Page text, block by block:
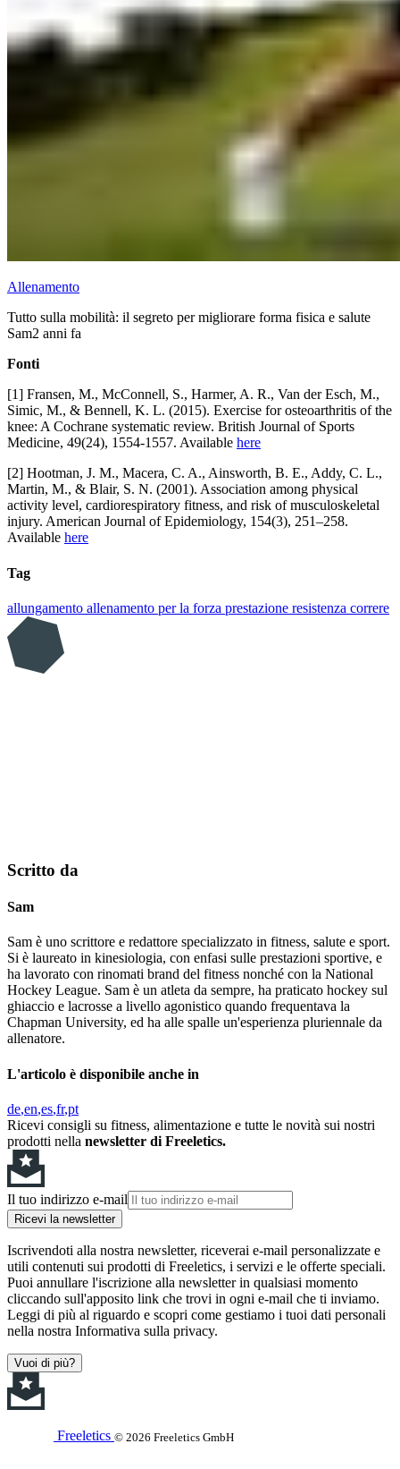
Allenamento
Tutto sulla mobilità: il segreto per migliorare forma fisica e salute
Sam2 anni fa
Fonti
[1] Fransen, M., McConnell, S., Harmer, A. R., Van der Esch, M.,
Simic, M., & Bennell, K. L. (2015). Exercise for osteoarthritis of the
knee: A Cochrane systematic review. British Journal of Sports
Medicine, 49(24), 1554-1557. Available here
[2] Hootman, J. M., Macera, C. A., Ainsworth, B. E., Addy, C. L.,
Martin, M., & Blair, S. N. (2001). Association among physical
activity level, cardiorespiratory fitness, and risk of musculoskeletal
injury. American Journal of Epidemiology, 154(3), 251–258.
Available here
Tag
allungamento allenamento per la forza prestazione resistenza correre
Scritto da
Sam
Sam è uno scrittore e redattore specializzato in fitness, salute e sport.
Si è laureato in kinesiologia, con enfasi sulle prestazioni sportive, e
ha lavorato con rinomati brand del fitness nonché con la National
Hockey League. Sam è un atleta da sempre, ha praticato hockey sul
ghiaccio e lacrosse a livello agonistico quando frequentava la
Chapman University, ed ha alle spalle un'esperienza pluriennale da
allenatore.
L'articolo è disponibile anche in
de en es fr pt
Ricevi consigli su fitness, alimentazione e tutte le novità sui nostri
prodotti nella newsletter di Freeletics.
Il tuo indirizzo e-mail
Ricevi la newsletter
Iscrivendoti alla nostra newsletter, riceverai e-mail personalizzate e
utili contenuti sui prodotti di Freeletics, i servizi e le offerte speciali.
Puoi annullare l'iscrizione alla newsletter in qualsiasi momento
cliccando sull'apposito link che trovi in ogni e-mail che ti inviamo.
Leggi di più al riguardo e scopri come gestiamo i tuoi dati personali
nella nostra Informativa sulla privacy.
Vuoi di più?
Freeletics © 2026 Freeletics GmbH